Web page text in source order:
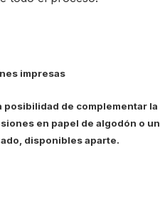
impresas
posibilidad de complementar la
en papel de algodón o un
disponibles aparte.